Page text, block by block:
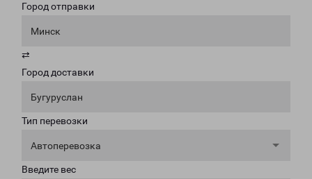
Город отправки
Минск
⇄
Город доставки
Бугуруслан
Тип перевозки
Автоперевозка
Введите вес